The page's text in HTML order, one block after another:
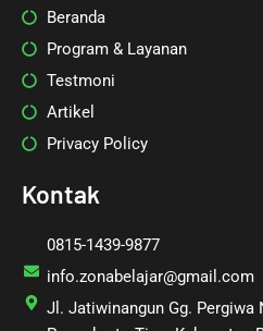
m
Beranda
Program & Layanan
Testmoni
Artikel
Privacy Policy
Kontak
0815-1439-9877
info.zonabelajar@gmail.com
Jl. Jatiwinangun Gg. Pergiwa